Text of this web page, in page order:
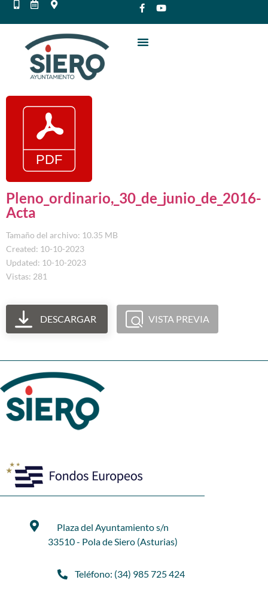
Pleno_ordinario,_30_de_junio_de_2016-
Acta
Tamaño del archivo: 10.35 MB
Created: 10-10-2023
Updated: 10-10-2023
Vistas: 281
DESCARGAR VISTA PREVIA
Plaza del Ayuntamiento s/n
33510 - Pola de Siero (Asturias)
Teléfono: (34) 985 725 424